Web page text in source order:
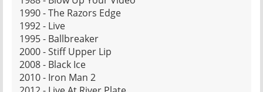
1990 - The Razors Edge
1992 - Live
1995 - Ballbreaker
2000 - Stiff Upper Lip
2008 - Black Ice
2010 - Iron Man 2